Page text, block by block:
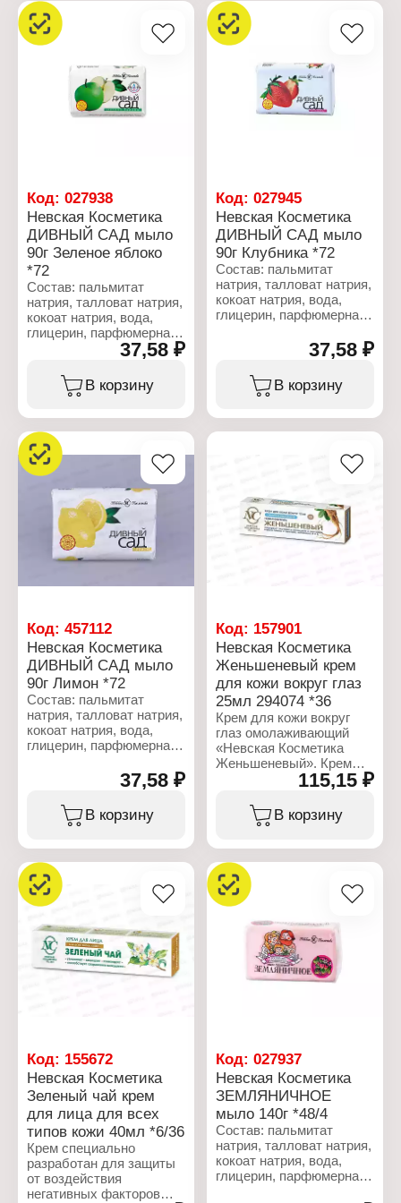
пропиленгликоль,
триэтаноламин, ПЭГ-400,
динатриевая соль ЭДТА,
целлюлозная камедь,
бензойная кислота,
хлорид натрия.
Косметика
Серия: Детская
Тип товара: Туалетное
мыло
Назначение: детское
Активные компоненты:
глицерин, экстракт
череды
Вес: 90 г
триэтаноламин, ПЭГ-400,
динатриевая соль ЭДТА,
лимонная кислота,
бензойная кислота,
хлорид натрия.
Характеристики:
Серия: Детская
Тип товара: Туалетное
мыло
Назначение: детское
Активные компоненты:
глицерин, экстракт
чистотела
Вес: 90 г
Код: 027938
Невская Косметика
ДИВНЫЙ САД мыло
90г Зеленое яблоко
*72
Состав: пальмитат
натрия, талловат натрия,
кокоат натрия, вода,
глицерин, парфюмерная
композиция, диоксид
титана, триэтаноламин,
ПЭГ-400, динатриевая
соль ЭДТА, лимонная
бензойная кислота,
динатриевая соль
этидронат, хлорид
натрия, CI 74260, CI
77492.
Характеристики:
Производитель: Невская
косметика
Косметика
Тип товара: Туалетное
мыло
Название: "Зеленое
яблоко"
Активные компоненты:
глицерин
Вес: 90 г
37,58 ₽
В корзину
Код:027945
Невская Косметика
ДИВНЫЙ САД мыло
90г Клубника *72
Состав: пальмитат
натрия, талловат натрия,
кокоат натрия, вода,
глицерин, парфюмерная
титана, триэтаноламин,
ПЭГ-400, динатриевая
соль ЭДТА, лимонная
кислота/винная кислота,
бензойная кислота,
динатриевая соль
Характеристики:
Производитель: Невская
косметика
Бренд: Невская
Активные компоненты:
глицерин
Вес: 90 г
37,58 ₽
В корзину
Код: 457112
Невская Косметика
ДИВНЫЙ САД мыло
90г Лимон *72
Состав: пальмитат
натрия, талловат натрия,
кокоат натрия, вода,
глицерин, парфюмерная
титана, триэтаноламин,
ПЭГ-400, динатриевая
соль ЭДТА, лимонная
кислота/винная кислота,
бензойная кислота,
динатриевая соль
этидронат, хлорид
натрия, CI 11680.
Характеристики:
Производитель: Невская
косметика
Бренд: Невская
Активные компоненты:
глицерин
Вес: 90 г
37,58 ₽
В корзину
Код: 157901
Невская Косметика
Женьшеневый крем
для кожи вокруг глаз
25мл 294074 *36
Крем для кожи вокруг
глаз омолаживающий
«Невская Косметика
Женьшеневый». Крем
однородной текстуры от
белого до кремового
цвета с легким травяным
запахом. Допускается
Сокращает глубину и
количество морщин,
улучшает внешний вид
упругость, питает и
увлажняет, тонизирует.
Экстракт женьшеня
тонизирует,
кожу, выравнивает цвет
лица, стимулирует
синтез гиалуроновой
кислоты, сокращает
количество и глубину
морщин, оказывает
противовоспалительное
действие. Масло
авокадо интенсивно
115,15 ₽
В корзину
Код: 155672
Невская Косметика
Зеленый чай крем
для лица для всех
типов кожи 40мл *6/36
Крем специально
разработан для защиты
от воздействия
негативных факторов
Код:027937
Невская Косметика
ЗЕМЛЯНИЧНОЕ
мыло 140г *48/4
Состав: пальмитат
натрия, талловат натрия,
кокоат натрия, вода,
глицерин, парфюмерная